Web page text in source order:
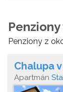
Penziony z
Chalupa
Apartmán